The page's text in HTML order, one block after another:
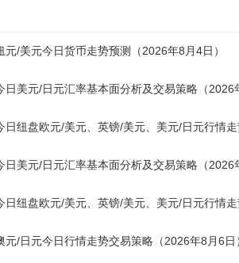
元/美元今日货币走势预测（2026年8月4日）
日美元/日元汇率基本面分析及交易策略（2026
日纽盘欧元/美元、英镑/美元、美元/日元行情
日美元/日元汇率基本面分析及交易策略（2026
日纽盘欧元/美元、英镑/美元、美元/日元行情
元/日元今日行情走势交易策略（2026年8月6日